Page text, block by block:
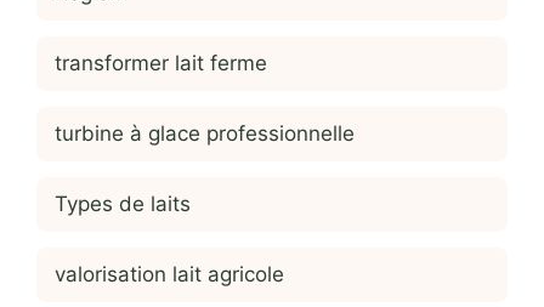
transformer lait ferme
turbine à glace professionnelle
Types de laits
valorisation lait agricole